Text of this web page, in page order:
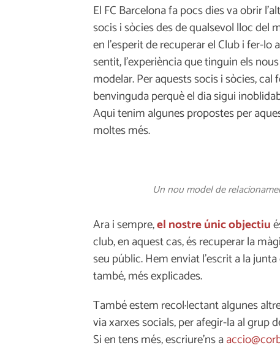
El FC Barcelona fa pocs dies va obrir
socis i sòcies des de qualsevol lloc del
en l’esperit de recuperar el Club i fer-
sentit, l’experiència que tinguin els
modelar. Per aquests socis i sòcies,
benvinguda perquè el dia sigui
Aqui tenim algunes propostes per
moltes més.
Un nou model de
Ara i sempre,el nostre únic objectiu
club, en aquest cas, és recuperar la
seu públic. Hem enviat l’escrit a la
també, més explicades.
També estem recol·lectant algunes
via xarxes socials, per afegir-la al grup
Si en tens més, escriure’ns a